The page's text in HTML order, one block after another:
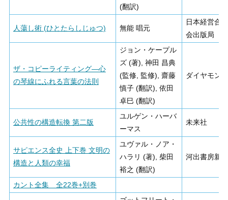
(翻訳)
人蕩し術 (ひとたらしじゅつ) 無能 唱元
日本経営合
会出版局
ザ・コピーライティング―心
の琴線にふれる言葉の法則
ジョン・ケープル
ズ (著), 神田 昌典
(監修, 監修), 齋藤
慎子 (翻訳), 依田
卓巳 (翻訳)
ダイヤモン
公共性の構造転換 第二版
ユルゲン・ハーバ
ーマス
未来社
サピエンス全史 上下巻 文明の
構造と人類の幸福
ユヴァル・ノア・
ハラリ (著), 柴田
裕之 (翻訳)
河出書房新社
カント全集 全22巻+別巻